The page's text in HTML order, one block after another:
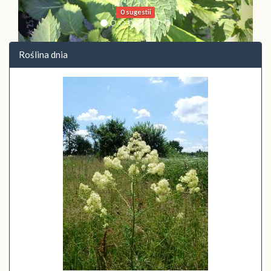
0 sugestii
Roślina dnia